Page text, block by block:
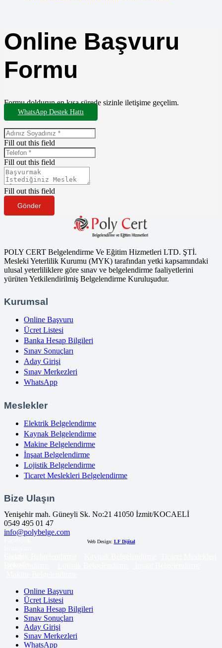
Online Başvuru
Formu
Formu doldurun en kısa sürede sizinle iletişime geçelim.
WhatsApp Destek Hattı
Fill out this field
Fill out this field
Fill out this field
Gönder
POLY CERT Belgelendirme Ve Eğitim Hizmetleri LTD. ŞTİ.
Mesleki Yeterlilik Kurumu (MYK) tarafından yetki kapsamındaki
ulusal yeterliliklere göre sınav ve belgelendirme faaliyetlerini
yürüten Yetkilendirilmiş Belgelendirme Kuruluşudur.
Kurumsal
Online Başvuru
Ücret Listesi
Banka Hesap Bilgileri
Sınav Sonuçları
Aday Girişi
Sınav Merkezleri
WhatsApp
Meslekler
Elektrik Belgelendirme
Kaynak Belgelendirme
Makine Belgelendirme
İnşaat Belgelendirme
Lojistik Belgelendirme
Ticaret Meslekleri Belgelendirme
Bize Ulaşın
Yenişehir mah. Güneyli Sk. No:21 41050 İzmit/KOCAELİ
0549 495 01 47
info@polybelge.com
Web Design: LF Dijital
Online Başvuru
Ücret Listesi
Banka Hesap Bilgileri
Sınav Sonuçları
Aday Girişi
Sınav Merkezleri
WhatsApp